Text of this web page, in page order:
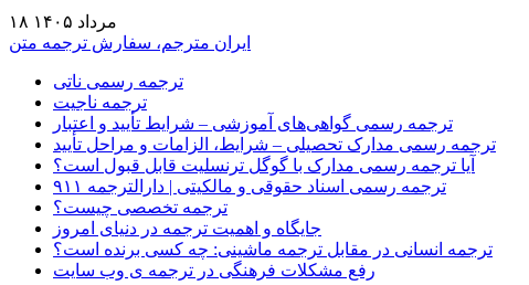
۱۸ مرداد ۱۴۰۵
ایران مترجم، سفارش ترجمه متن
ترجمه رسمی ناتی
ترجمه ناجیت
ترجمه رسمی گواهی‌های آموزشی – شرایط تأیید و اعتبار
ترجمه رسمی مدارک تحصیلی – شرایط، الزامات و مراحل تأیید
آیا ترجمه رسمی مدارک با گوگل ترنسلیت قابل قبول است؟
ترجمه رسمی اسناد حقوقی و مالکیتی | دارالترجمه ۹۱۱
ترجمه تخصصی چیست؟
جایگاه و اهمیت ترجمه در دنیای امروز
ترجمه انسانی در مقابل ترجمه ماشینی: چه کسی برنده است؟
رفع مشکلات فرهنگی در ترجمه ی وب سایت